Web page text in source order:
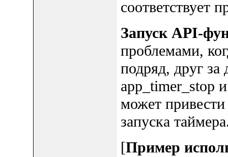
соответствует
Запуск API-
проблемами,
подряд, друг
app_timer_stop
может
запуска
[Пример